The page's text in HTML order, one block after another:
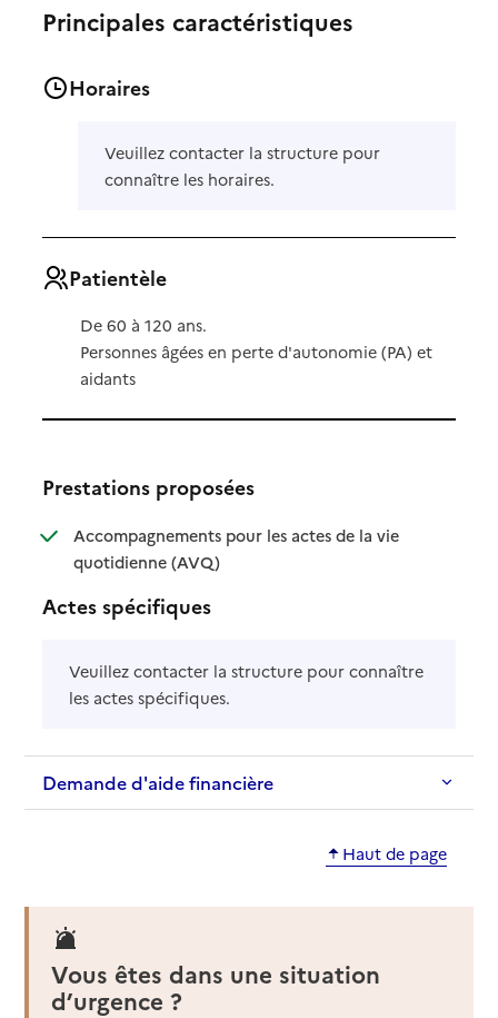
Principales caractéristiques
Horaires
Veuillez contacter la structure pour
connaître les horaires.
Patientèle
De 60 à 120 ans.
Personnes âgées en perte d'autonomie (PA) et
aidants
Prestations proposées
Accompagnements pour les actes de la vie
quotidienne (AVQ): disponible
: non disponible
Actes spécifiques
Veuillez contacter la structure pour connaître
les actes spécifiques.
Demande d'aide financière
Haut de page
Vous êtes dans une situation
d’urgence ?